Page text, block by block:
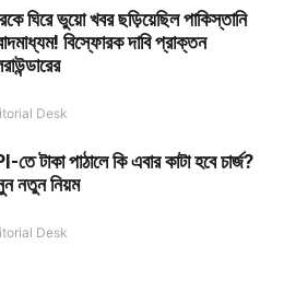
ঘিরে ভুয়ো খবর ছড়িয়েছিল পাকিস্তানি
বিস্ফোরক দাবি প্রাক্তন
Desk
তে টাকা পাঠালে কি এবার কাটা হবে চার্জ?
নতুন নিয়ম
Desk